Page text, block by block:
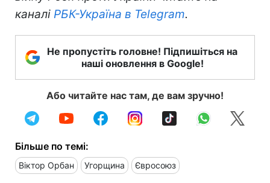
каналі РБК-Україна в Telegram.
Не пропустіть головне! Підпишіться на
наші оновлення в Google!
Або читайте нас там, де вам зручно!
Більше по темі:
Віктор Орбан Угорщина Євросоюз